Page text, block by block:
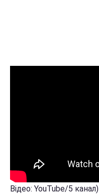
Відео: YouTube/5 канал)